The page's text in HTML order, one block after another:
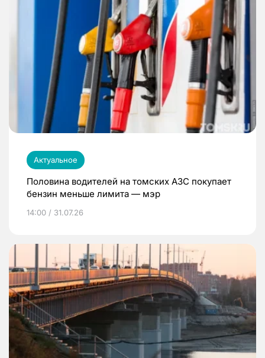
Актуальное
Половина водителей на томских АЗС покупает
бензин меньше лимита — мэр
14:00 / 31.07.26